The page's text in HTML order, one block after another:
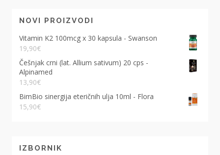
NOVI PROIZVODI
Vitamin K2 100mcg x 30 kapsula - Swanson
19,90€
Češnjak crni (lat. Allium sativum) 20 cps -
Alpinamed
13,90€
BimBio sinergija eteričnih ulja 10ml - Flora
15,90€
IZBORNIK